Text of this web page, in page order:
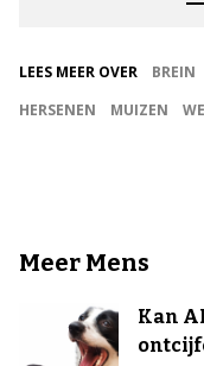
LEES MEER OVER BREIN
HERSENEN
MUIZEN
Meer Mens
Kan